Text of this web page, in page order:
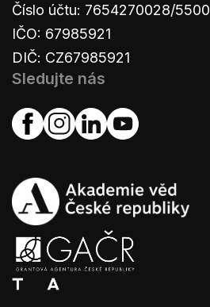
Číslo účtu: 7654270028/5500
IČO: 67985921
DIČ: CZ67985921
Sledujte nás